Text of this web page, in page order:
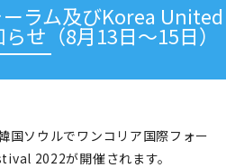
ラム及びKorea United
せ（8月13日～15日）
国ソウルでワンコリア国際フォー
2022が開催されます。